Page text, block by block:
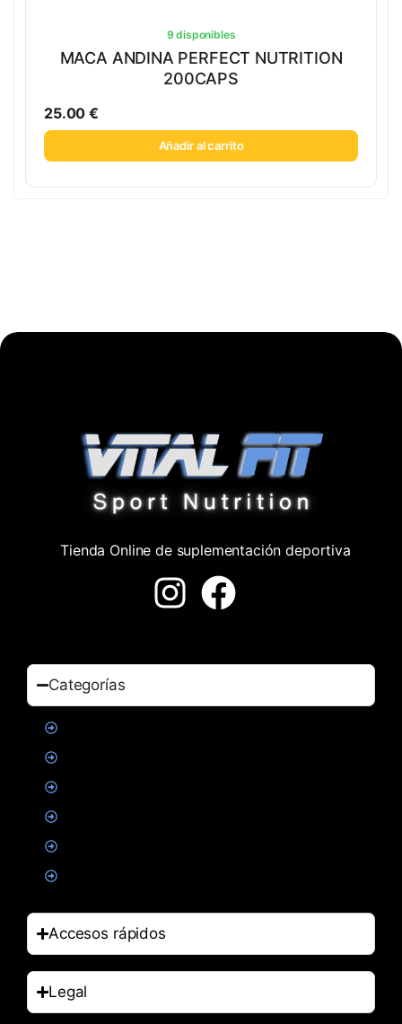
9 disponibles
MACA ANDINA PERFECT NUTRITION
200CAPS
25.00€
Añadir al carrito
Tienda Online de suplementación deportiva
Categorías
Accesos rápidos
Legal